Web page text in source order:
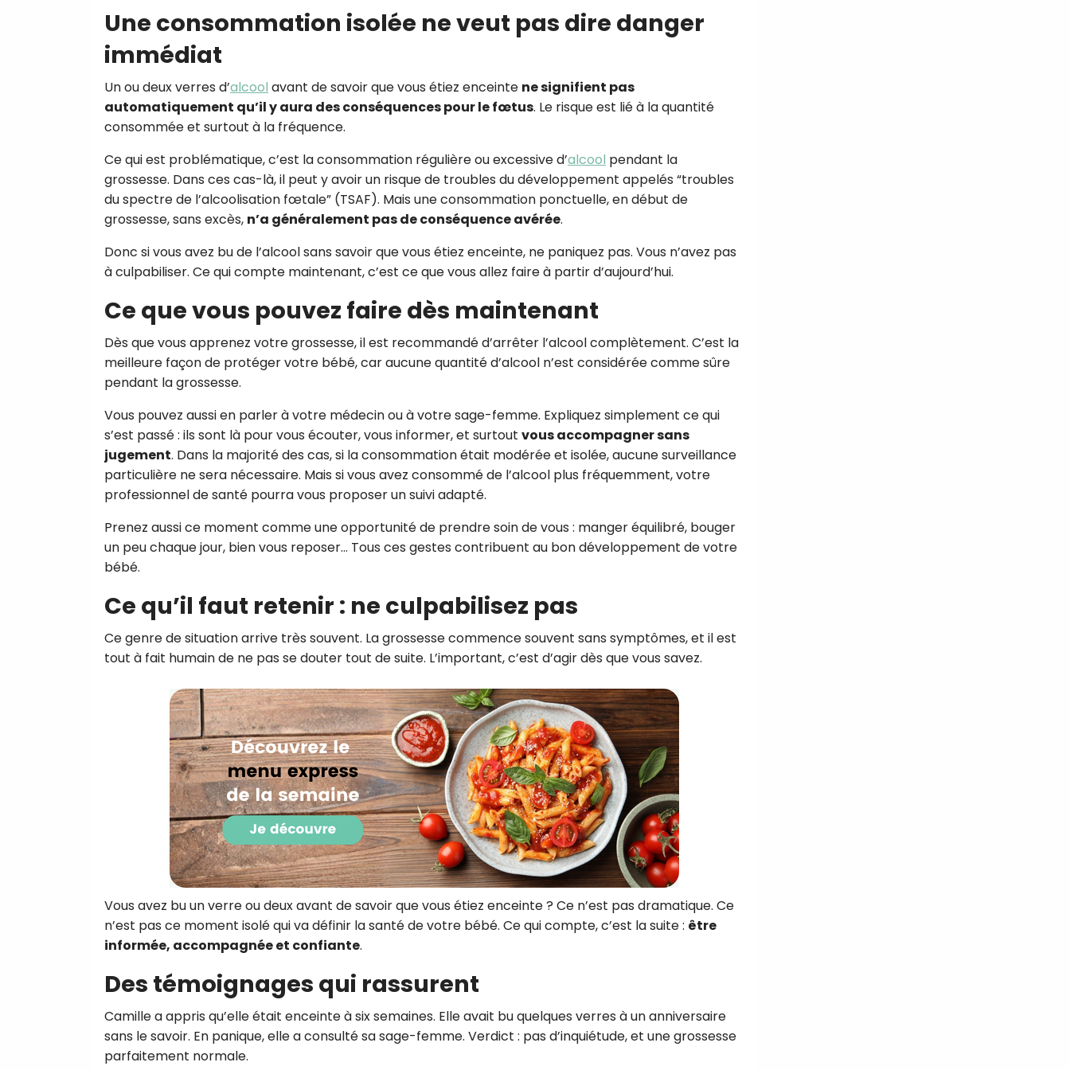
Une consommation isolée ne veut pas dire danger
immédiat
Un ou deux verres d’alcool avant de savoir que vous étiez enceinte ne signifient pas
automatiquement qu’il y aura des conséquences pour le fœtus. Le risque est lié à la quantité
consommée et surtout à la fréquence.
Ce qui est problématique, c’est la consommation régulière ou excessive d’alcool pendant la
grossesse. Dans ces cas-là, il peut y avoir un risque de troubles du développement appelés “troubles
du spectre de l’alcoolisation fœtale” (TSAF). Mais une consommation ponctuelle, en début de
grossesse, sans excès, n’a généralement pas de conséquence avérée.
Donc si vous avez bu de l’alcool sans savoir que vous étiez enceinte, ne paniquez pas. Vous n’avez pas
à culpabiliser. Ce qui compte maintenant, c’est ce que vous allez faire à partir d’aujourd’hui.
Ce que vous pouvez faire dès maintenant
Dès que vous apprenez votre grossesse, il est recommandé d’arrêter l’alcool complètement. C’est la
meilleure façon de protéger votre bébé, car aucune quantité d’alcool n’est considérée comme sûre
pendant la grossesse.
Vous pouvez aussi en parler à votre médecin ou à votre sage-femme. Expliquez simplement ce qui
s’est passé : ils sont là pour vous écouter, vous informer, et surtout vous accompagner sans
jugement. Dans la majorité des cas, si la consommation était modérée et isolée, aucune surveillance
particulière ne sera nécessaire. Mais si vous avez consommé de l’alcool plus fréquemment, votre
professionnel de santé pourra vous proposer un suivi adapté.
Prenez aussi ce moment comme une opportunité de prendre soin de vous : manger équilibré, bouger
un peu chaque jour, bien vous reposer… Tous ces gestes contribuent au bon développement de votre
bébé.
Ce qu’il faut retenir : ne culpabilisez pas
Ce genre de situation arrive très souvent. La grossesse commence souvent sans symptômes, et il est
tout à fait humain de ne pas se douter tout de suite. L’important, c’est d’agir dès que vous savez.
Vous avez bu un verre ou deux avant de savoir que vous étiez enceinte ? Ce n’est pas dramatique. Ce
n’est pas ce moment isolé qui va définir la santé de votre bébé. Ce qui compte, c’est la suite : être
informée, accompagnée et confiante.
Des témoignages qui rassurent
Camille a appris qu’elle était enceinte à six semaines. Elle avait bu quelques verres à un anniversaire
sans le savoir. En panique, elle a consulté sa sage-femme. Verdict : pas d’inquiétude, et une grossesse
parfaitement normale.